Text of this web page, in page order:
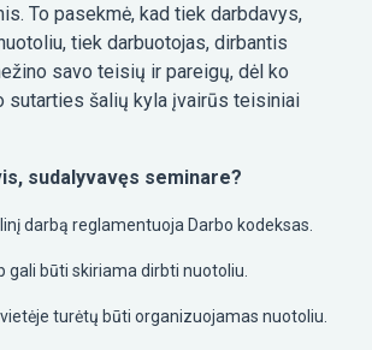
To pasekmė, kad tiek darbdavys,
tiek darbuotojas, dirbantis
savo teisių ir pareigų, dėl ko
sutarties šalių kyla įvairūs teisiniai
sudalyvavęs seminare?
darbą reglamentuoja Darbo kodeksas.
gali būti skiriama dirbti nuotoliu.
turėtų būti organizuojamas nuotoliu.